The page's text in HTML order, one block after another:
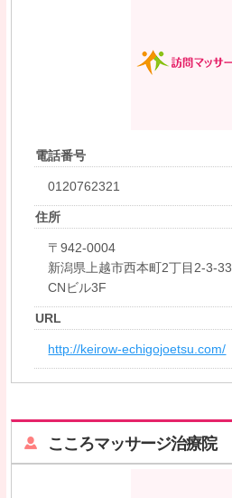
電話番号
0120762321
住所
〒942-0004
新潟県上越市西本町2丁目2-3-33
CNビル3F
URL
http://keirow-echigojoetsu.com/
こころマッサージ治療院